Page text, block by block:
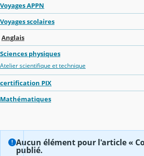
Voyages APPN
Voyages scolaires
Anglais
Sciences physiques
Atelier scientifique et technique
certification PIX
Mathématiques
Aucun élément pour l'article «
publié.